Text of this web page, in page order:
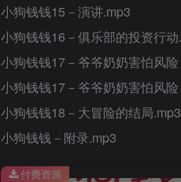
小狗钱钱15－演讲.mp3
小狗钱钱16－俱乐部的投资行
小狗钱钱17－爷爷奶奶害怕风
小狗钱钱17－爷爷奶奶害怕风
小狗钱钱18－大冒险的结局.mp3
小狗钱钱－附录.mp3
付费资源